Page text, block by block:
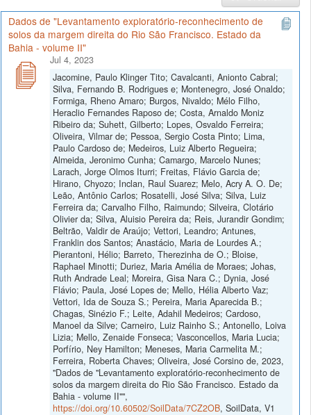
Dados de "Levantamento exploratório-reconhecimento de
solos da margem direita do Rio São Francisco. Estado da
Bahia - volume II"
Jul 4, 2023
Jacomine, Paulo Klinger Tito; Cavalcanti, Anionto Cabral;
Silva, Fernando B. Rodrigues e; Montenegro, José Onaldo;
Formiga, Rheno Amaro; Burgos, Nivaldo; Mélo Filho,
Heraclio Fernandes Raposo de; Costa, Arnaldo Moniz
Ribeiro da; Suhett, Gilberto; Lopes, Osvaldo Ferreira;
Oliveira, Vilmar de; Pessoa, Sergio Costa Pinto; Lima,
Paulo Cardoso de; Medeiros, Luiz Alberto Regueira;
Almeida, Jeronimo Cunha; Camargo, Marcelo Nunes;
Larach, Jorge Olmos Iturri; Freitas, Flávio Garcia de;
Hirano, Chyozo; Inclan, Raul Suarez; Melo, Acry A. O. De;
Leão, Antônio Carlos; Rosatelli, José Silva; Silva, Luiz
Ferreira da; Carvalho Filho, Raimundo; Silveira, Clotário
Olivier da; Silva, Aluisio Pereira da; Reis, Jurandir Gondim;
Beltrão, Valdir de Araújo; Vettori, Leandro; Antunes,
Franklin dos Santos; Anastácio, Maria de Lourdes A.;
Pierantoni, Hélio; Barreto, Therezinha de O.; Bloise,
Raphael Minotti; Duriez, Maria Amélia de Moraes; Johas,
Ruth Andrade Leal; Moreira, Gisa Nara C.; Dynia, José
Flávio; Paula, José Lopes de; Mello, Hélia Alberto Vaz;
Vettori, Ida de Souza S.; Pereira, Maria Aparecida B.;
Chagas, Sinézio F.; Leite, Adahil Medeiros; Cardoso,
Manoel da Silve; Carneiro, Luiz Rainho S.; Antonello, Loiva
Lizia; Mello, Zenaide Fonseca; Vasconcellos, Maria Lucia;
Porfírio, Ney Hamilton; Meneses, Maria Carmelita M.;
Ferreira, Roberta Chaves; Oliveira, José Corsino de, 2023,
"Dados de "Levantamento exploratório-reconhecimento de
solos da margem direita do Rio São Francisco. Estado da
Bahia - volume II"",
https://doi.org/10.60502/SoilData/7CZ2OB, SoilData, V1